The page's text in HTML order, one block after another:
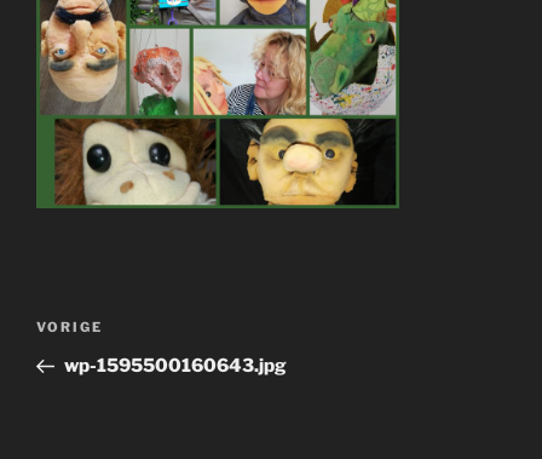
Bericht
Vorig
bericht
VORIGE
wp-1595500160643.jpg